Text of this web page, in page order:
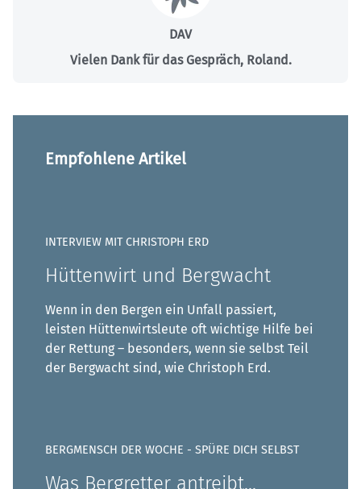
DAV
Vielen Dank für das Gespräch, Roland.
Empfohlene Artikel
INTERVIEW MIT CHRISTOPH ERD
Hüttenwirt und Bergwacht
Wenn in den Bergen ein Unfall passiert,
leisten Hüttenwirtsleute oft wichtige Hilfe bei
der Rettung – besonders, wenn sie selbst Teil
der Bergwacht sind, wie Christoph Erd.
BERGMENSCH DER WOCHE - SPÜRE DICH SELBST
Was Bergretter antreibt...